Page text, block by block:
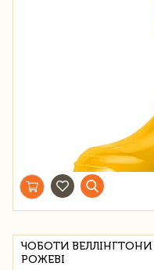
ЧОБОТИ ВЕЛЛІНГТОНИ
РОЖЕВІ